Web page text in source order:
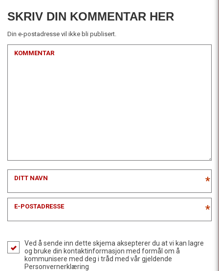
SKRIV DIN KOMMENTAR HER
Din e-postadresse vil ikke bli publisert.
KOMMENTAR
DITT NAVN *
E-POSTADRESSE *
Ved å sende inn dette skjema aksepterer du at vi kan lagre
og bruke din kontaktinformasjon med formål om å
kommunisere med deg i tråd med vår gjeldende
Personvernerklæring